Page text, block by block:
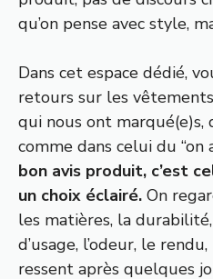
qu’on pense avec style,
Dans cet espace dédié,
retours sur les
qui nous ont marqué(e)s,
comme dans celui du “on
bon avis produit, c’est
un choix éclairé. On
les matières, la
d’usage, l’odeur, le
ressent après quelques